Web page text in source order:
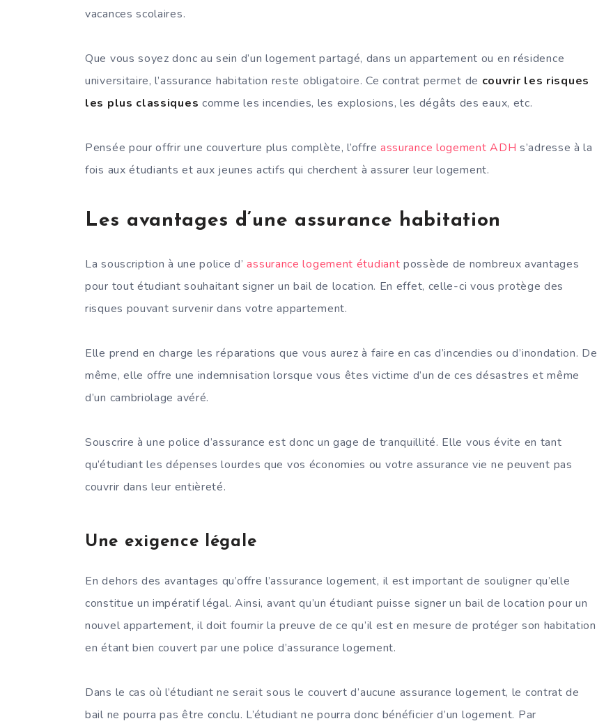
vacances scolaires.
Que vous soyez donc au sein d’un logement partagé, dans un appartement ou en résidence
universitaire, l’assurance habitation reste obligatoire. Ce contrat permet de couvrir les risques
les plus classiques comme les incendies, les explosions, les dégâts des eaux, etc.
Pensée pour offrir une couverture plus complète, l’offre assurance logement ADH s’adresse à la
fois aux étudiants et aux jeunes actifs qui cherchent à assurer leur logement.
Les avantages d’une assurance habitation
La souscription à une police d’assurance logement étudiant possède de nombreux avantages
pour tout étudiant souhaitant signer un bail de location. En effet, celle-ci vous protège des
risques pouvant survenir dans votre appartement.
Elle prend en charge les réparations que vous aurez à faire en cas d’incendies ou d’inondation. De
même, elle offre une indemnisation lorsque vous êtes victime d’un de ces désastres et même
d’un cambriolage avéré.
Souscrire à une police d’assurance est donc un gage de tranquillité. Elle vous évite en tant
qu’étudiant les dépenses lourdes que vos économies ou votre assurance vie ne peuvent pas
couvrir dans leur entièreté.
Une exigence légale
En dehors des avantages qu’offre l’assurance logement, il est important de souligner qu’elle
constitue un impératif légal. Ainsi, avant qu’un étudiant puisse signer un bail de location pour un
nouvel appartement, il doit fournir la preuve de ce qu’il est en mesure de protéger son habitation
en étant bien couvert par une police d’assurance logement.
Dans le cas où l’étudiant ne serait sous le couvert d’aucune assurance logement, le contrat de
bail ne pourra pas être conclu. L’étudiant ne pourra donc bénéficier d’un logement. Par